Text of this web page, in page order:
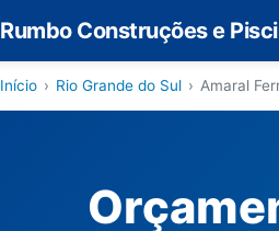
Rumbo Construções e
Início › Rio Grande do Sul › Amaral